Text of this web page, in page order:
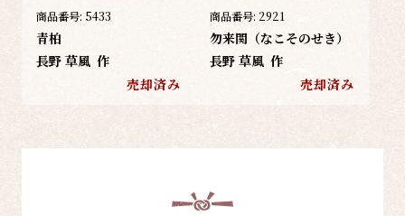
商品番号: 5433
青柏
長野 草風 作
売却済み
商品番号: 2921
勿来関（なこそのせき）
長野 草風 作
売却済み